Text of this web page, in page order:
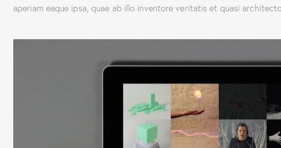
aperiam eaque ipsa, quae ab illo inventore veritatis et quasi